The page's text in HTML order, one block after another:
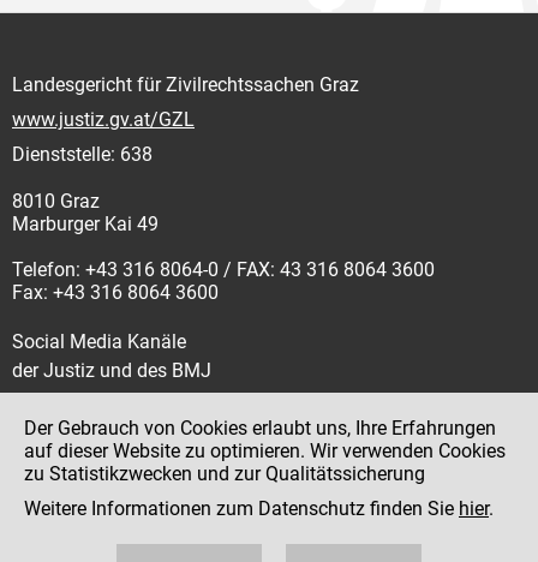
Landesgericht für Zivilrechtssachen Graz
www.justiz.gv.at/GZL
Dienststelle: 638
8010 Graz
Marburger Kai 49
Telefon: +43 316 8064-0 / FAX: 43 316 8064 3600
Fax: +43 316 8064 3600
Social Media Kanäle
der Justiz und des BMJ
Impressum
Datenschutz
Der Gebrauch von Cookies erlaubt uns, Ihre Erfahrungen
auf dieser Website zu optimieren. Wir verwenden Cookies
zu Statistikzwecken und zur Qualitätssicherung
Weitere Informationen zum Datenschutz finden Sie hier.